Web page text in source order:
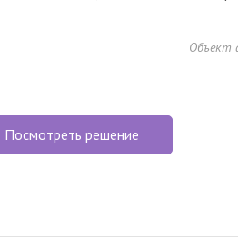
Объект
Посмотреть решение